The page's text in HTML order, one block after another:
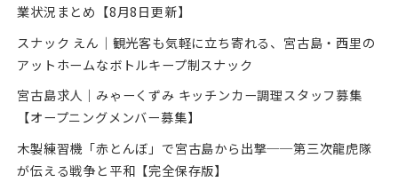
業状況まとめ【8月8日更新】
スナック えん｜観光客も気軽に立ち寄れる、宮古島・西里の
アットホームなボトルキープ制スナック
宮古島求人｜みゃーくずみ キッチンカー調理スタッフ募集
【オープニングメンバー募集】
木製練習機「赤とんぼ」で宮古島から出撃──第三次龍虎隊
が伝える戦争と平和【完全保存版】